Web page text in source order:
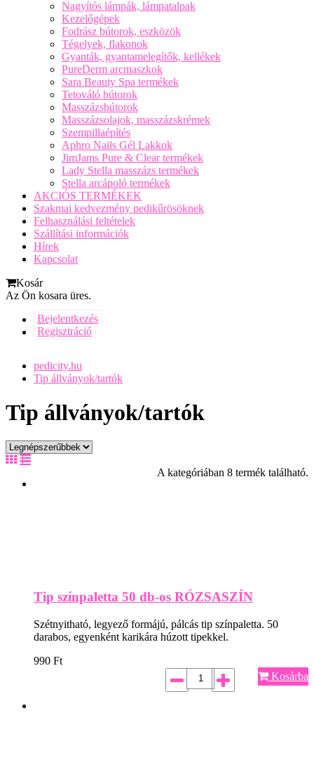
Nagyítós lámpák, lámpatalpak
Kezelőgépek
Fodrász bútorok, eszközök
Tégelyek, flakonok
Gyanták, gyantamelegítők, kellékek
PureDerm arcmaszkok
Sara Beauty Spa termékek
Tetováló bútorok
Masszázsbútorok
Masszázsolajok, masszázskrémek
Szempillaépítés
Aphro Nails Gél Lakkok
JimJams Pure & Clear termékek
Lady Stella masszázs termékek
Stella arcápoló termékek
AKCIÓS TERMÉKEK
Szakmai kedvezmény pedikűrösöknek
Felhasználási feltételek
Szállítási információk
Hírek
Kapcsolat
Kosár
Az Ön kosara üres.
Bejelentkezés
Regisztráció
pedicity.hu
Tip állványok/tartók
Tip állványok/tartók
A kategóriában 8 termék található.
Tip színpaletta 50 db-os RÓZSASZÍN
Szétnyitható, legyező formájú, pálcás tip színpaletta. 50
darabos, egyenként karikára húzott tipekkel.
990 Ft
Kosárba